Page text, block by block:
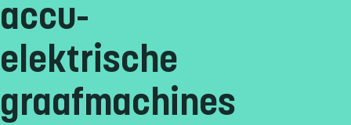
accu-
elektrische
graafmachines